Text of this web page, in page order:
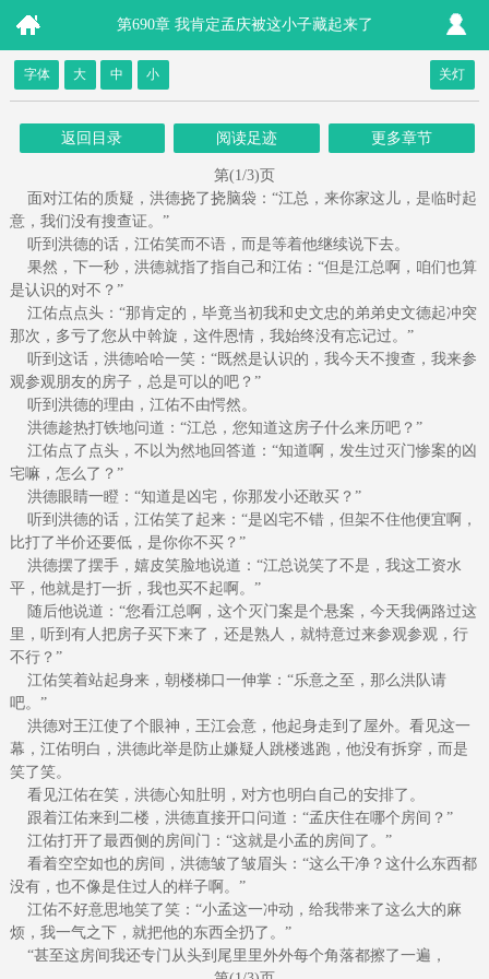
第690章 我肯定孟庆被这小子藏起来了
字体 大 中 小 关灯
返回目录 阅读足迹 更多章节
第(1/3)页
面对江佑的质疑，洪德挠了挠脑袋：“江总，来你家这儿，是临时起
意，我们没有搜查证。”
听到洪德的话，江佑笑而不语，而是等着他继续说下去。
果然，下一秒，洪德就指了指自己和江佑：“但是江总啊，咱们也算
是认识的对不？”
江佑点点头：“那肯定的，毕竟当初我和史文忠的弟弟史文德起冲突
那次，多亏了您从中斡旋，这件恩情，我始终没有忘记过。”
听到这话，洪德哈哈一笑：“既然是认识的，我今天不搜查，我来参
观参观朋友的房子，总是可以的吧？”
听到洪德的理由，江佑不由愕然。
洪德趁热打铁地问道：“江总，您知道这房子什么来历吧？”
江佑点了点头，不以为然地回答道：“知道啊，发生过灭门惨案的凶
宅嘛，怎么了？”
洪德眼睛一瞪：“知道是凶宅，你那发小还敢买？”
听到洪德的话，江佑笑了起来：“是凶宅不错，但架不住他便宜啊，
比打了半价还要低，是你你不买？”
洪德摆了摆手，嬉皮笑脸地说道：“江总说笑了不是，我这工资水
平，他就是打一折，我也买不起啊。”
随后他说道：“您看江总啊，这个灭门案是个悬案，今天我俩路过这
里，听到有人把房子买下来了，还是熟人，就特意过来参观参观，行
不行？”
江佑笑着站起身来，朝楼梯口一伸掌：“乐意之至，那么洪队请
吧。”
洪德对王江使了个眼神，王江会意，他起身走到了屋外。看见这一
幕，江佑明白，洪德此举是防止嫌疑人跳楼逃跑，他没有拆穿，而是
笑了笑。
看见江佑在笑，洪德心知肚明，对方也明白自己的安排了。
跟着江佑来到二楼，洪德直接开口问道：“孟庆住在哪个房间？”
江佑打开了最西侧的房间门：“这就是小孟的房间了。”
看着空空如也的房间，洪德皱了皱眉头：“这么干净？这什么东西都
没有，也不像是住过人的样子啊。”
江佑不好意思地笑了笑：“小孟这一冲动，给我带来了这么大的麻
烦，我一气之下，就把他的东西全扔了。”
“甚至这房间我还专门从头到尾里里外外每个角落都擦了一遍，